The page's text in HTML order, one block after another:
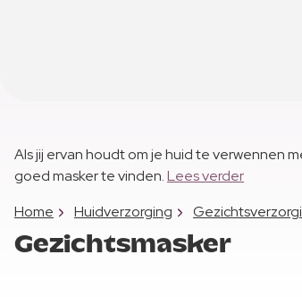
Als jij ervan houdt om je huid te verwennen
goed masker te vinden.Lees verder
Home
Huidverzorging
Gezichtsmasker